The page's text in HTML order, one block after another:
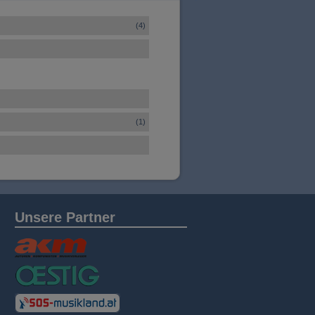
(4)
(1)
Unsere Partner